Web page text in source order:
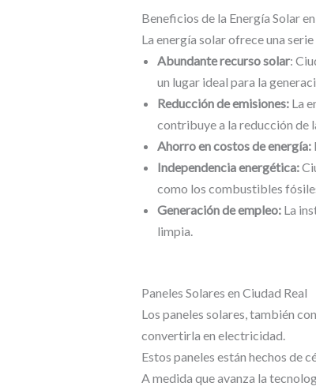
Beneficios de la Energía Solar
La energía solar ofrece una
Abundante recurso solar:
un lugar ideal para la
Reducción de emisiones:La
contribuye a la reducción de
Ahorro en costos de energía:
Independencia energética:
como los combustibles
Generación de empleo:La
limpia.
Paneles Solares en Ciudad Real
Los paneles solares, también
convertirla en electricidad.
Estos paneles están hechos de
A medida que avanza la